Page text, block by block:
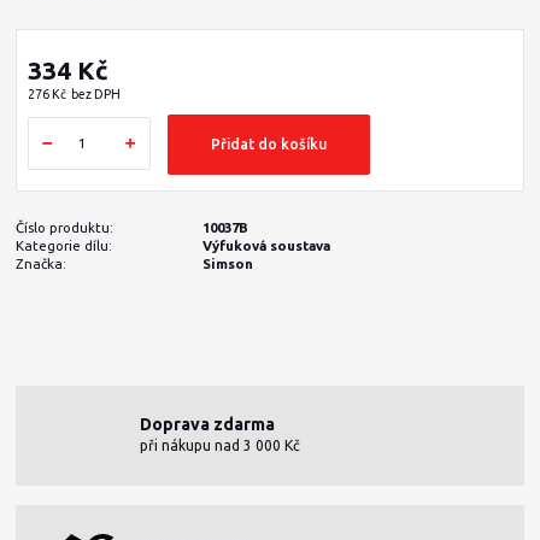
334 Kč
276 Kč bez DPH
Přidat do košíku
Číslo produktu:
10037B
Kategorie dílu:
Výfuková soustava
Značka:
Simson
Doprava zdarma
při nákupu nad 3 000 Kč